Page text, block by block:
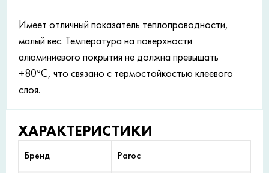
Имеет отличный показатель теплопроводности,
малый вес. Температура на поверхности
алюминиевого покрытия не должна превышать
+80°С, что связано с термостойкостью клеевого
слоя.
ХАРАКТЕРИСТИКИ
Бренд Paroc